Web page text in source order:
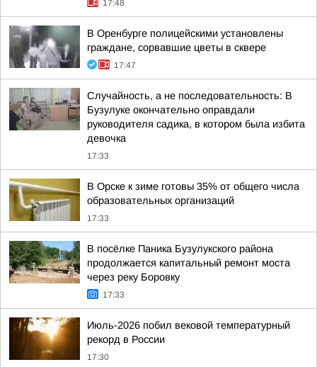
17:48
В Оренбурге полицейскими установлены
граждане, сорвавшие цветы в сквере
17:47
Случайность, а не последовательность: В
Бузулуке окончательно оправдали
руководителя садика, в котором была избита
девочка
17:33
В Орске к зиме готовы 35% от общего числа
образовательных организаций
17:33
В посёлке Паника Бузулукского района
продолжается капитальный ремонт моста
через реку Боровку
17:33
Июль-2026 побил вековой температурный
рекорд в России
17:30